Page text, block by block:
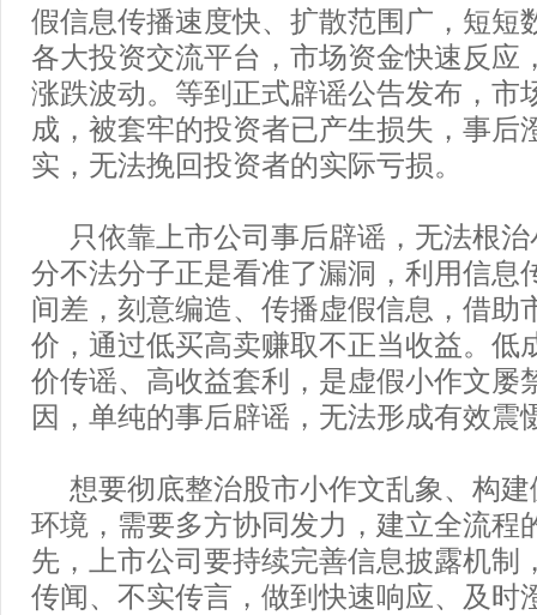
假信息传播速度快、扩散范围广，短短
各大投资交流平台，市场资金快速反应
涨跌波动。等到正式辟谣公告发布，市
成，被套牢的投资者已产生损失，事后
实，无法挽回投资者的实际亏损。
只依靠上市公司事后辟谣，无法根
分不法分子正是看准了漏洞，利用信息
间差，刻意编造、传播虚假信息，借助
价，通过低买高卖赚取不正当收益。低
价传谣、高收益套利，是虚假小作文屡
因，单纯的事后辟谣，无法形成有效震
想要彻底整治股市小作文乱象、构
环境，需要多方协同发力，建立全流程
先，上市公司要持续完善信息披露机制
传闻、不实传言，做到快速响应、及时